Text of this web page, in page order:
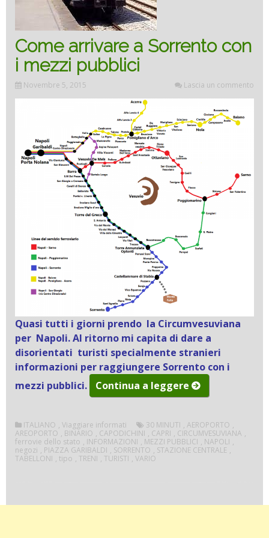
Come arrivare a Sorrento con
i mezzi pubblici
Novembre 5, 2015 Lascia un commento
Quasi tutti i giorni prendo la Circumvesuviana
per Napoli. Al ritorno mi capita di dare a
disorientati turisti specialmente stranieri
informazioni per raggiungere Sorrento con i
mezzi pubblici.
Continua a leggere “Come
arrivare
Sorrento
con
ITALIANO , Viaggiare informati 30 MINUTI , AEROPORTO ,
AREOPORTO , BINARIO , CAPODICHINI , CAPRI , CIRCUMVESUVIANA ,
ferrovie dello stato , INFORMAZIONI , MEZZI PUBBLICI , NAPOLI ,
negozi , PIAZZA GARIBALDI , SORRENTO , STAZIONE CENTRALE ,
TABELLONI , tipo , TRENI , TURISTI , VARIO